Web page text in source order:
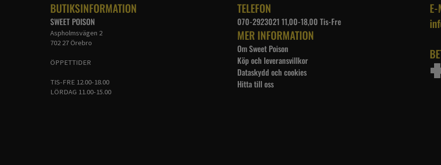
BUTIKSINFORMATION
SWEET POISON
Aspholmsvägen 2
702 27 Örebro
ÖPPETTIDER
TIS-FRE 12.00-18.00
LÖRDAG 11.00-15.00
TELEFON
070-2923021 11,00-18,00 Tis-Fre
MER INFORMATION
Om Sweet Poison
Köp och leveransvillkor
Dataskydd och cookies
Hitta till oss